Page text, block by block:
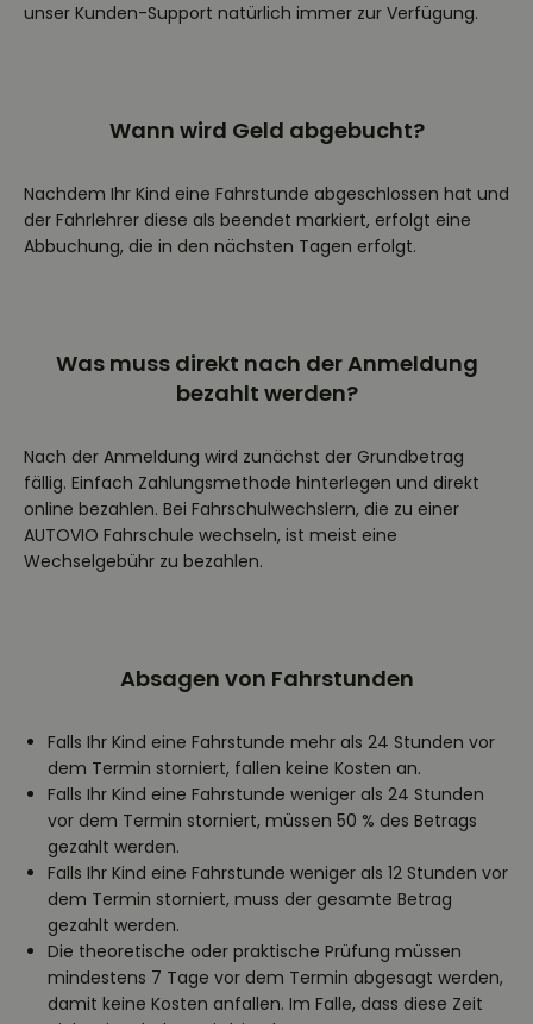
unser Kunden-Support natürlich immer zur Verfügung.
Wann wird Geld abgebucht?
Nachdem Ihr Kind eine Fahrstunde abgeschlossen hat und
der Fahrlehrer diese als beendet markiert, erfolgt eine
Abbuchung, die in den nächsten Tagen erfolgt.
Was muss direkt nach der Anmeldung
bezahlt werden?
Nach der Anmeldung wird zunächst der Grundbetrag
fällig. Einfach Zahlungsmethode hinterlegen und direkt
online bezahlen. Bei Fahrschulwechslern, die zu einer
AUTOVIO Fahrschule wechseln, ist meist eine
Wechselgebühr zu bezahlen.
Absagen von Fahrstunden
Falls Ihr Kind eine Fahrstunde mehr als 24 Stunden vor
dem Termin storniert, fallen keine Kosten an.
Falls Ihr Kind eine Fahrstunde weniger als 24 Stunden
vor dem Termin storniert, müssen 50 % des Betrags
gezahlt werden.
Falls Ihr Kind eine Fahrstunde weniger als 12 Stunden vor
dem Termin storniert, muss der gesamte Betrag
gezahlt werden.
Die theoretische oder praktische Prüfung müssen
mindestens 7 Tage vor dem Termin abgesagt werden,
damit keine Kosten anfallen. Im Falle, dass diese Zeit